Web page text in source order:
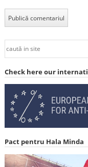
Check here our
Pact pentru Hala Minda